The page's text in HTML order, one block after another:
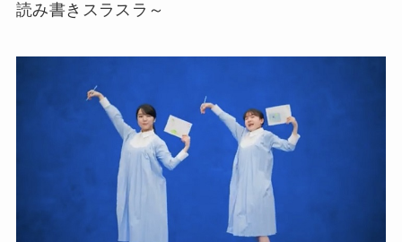
読み書きスラスラ～